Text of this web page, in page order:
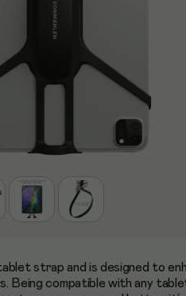
strap and is designed to
Being compatible with any